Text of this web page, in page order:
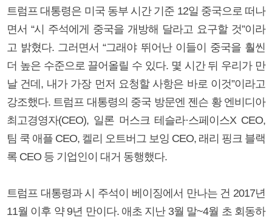
트럼프 대통령은 미국 동부 시간 기준 12일 중국으로 떠나
면서 “시 주석에게 중국을 개방해 달라고 요구할 것”이라
고 밝혔다. 그러면서 “그래야 뛰어난 이들이 중국을 훨씬
더 높은 수준으로 끌어올릴 수 있다. 몇 시간 뒤 우리가 만
날 건데, 내가 가장 먼저 요청할 사항은 바로 이것”이라고
강조했다. 트럼프 대통령의 중국 방문엔 젠슨 황 엔비디아
최고경영자(CEO), 일론 머스크 테슬라·스페이스X CEO,
팀 쿡 애플 CEO, 켈리 오트버그 보잉 CEO, 래리 핑크 블랙
록 CEO 등 기업인이 대거 동행했다.
트럼프 대통령과 시 주석이 베이징에서 만나는 건 2017년
11월 이후 약 9년 만이다. 애초 지난 3월 말~4월 초 회동하